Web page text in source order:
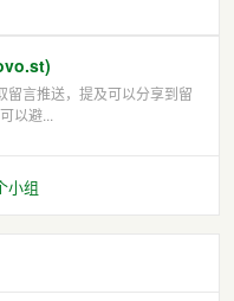
留言推送，提及可以分享到留
以避...
小组